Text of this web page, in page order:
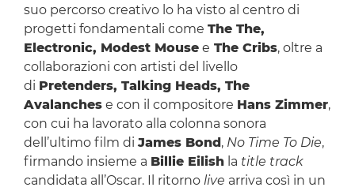
suo percorso creativo lo ha visto al centro di
progetti fondamentali come The The,
Electronic, Modest Mousee The Cribs, oltre a
collaborazioni con artisti del livello
di Pretenders, Talking Heads, The
Avalanchese con il compositore Hans Zimmer,
con cui ha lavorato alla colonna sonora
dell’ultimo film di James Bond , No Time To Die,
firmando insieme a Billie Eilishla title track
candidata all’Oscar. Il ritorno live arriva così in un